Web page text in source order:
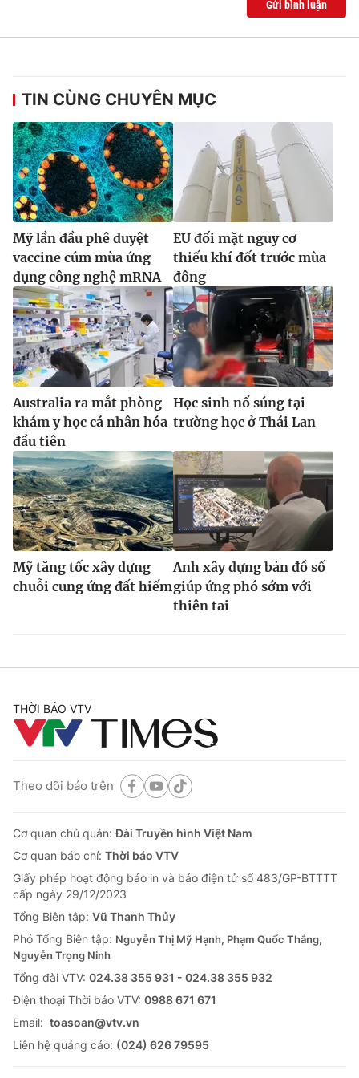
Gửi bình luận
TIN CÙNG CHUYÊN MỤC
Mỹ lần đầu phê duyệt
vaccine cúm mùa ứng
dụng công nghệ mRNA
EU đối mặt nguy cơ
thiếu khí đốt trước mùa
đông
Australia ra mắt phòng
khám y học cá nhân hóa
đầu tiên
Học sinh nổ súng tại
trường học ở Thái Lan
Mỹ tăng tốc xây dựng
chuỗi cung ứng đất hiếm
Anh xây dựng bản đồ số
giúp ứng phó sớm với
thiên tai
THỜI BÁO VTV
Theo dõi báo trên
Cơ quan chủ quản:Đài Truyền hình Việt Nam
Cơ quan báo chí: Thời báo VTV
Giấy phép hoạt động báo in và báo điện tử số 483/GP-BTTTT
cấp ngày 29/12/2023
Tổng Biên tập: Vũ Thanh Thủy
Phó Tổng Biên tập: Nguyễn Thị Mỹ Hạnh, Phạm Quốc Thắng,
Nguyễn Trọng Ninh
Tổng đài VTV: 024.38 355 931 - 024.38 355 932
Ðiện thoại Thời báo VTV: 0988 671 671
Email: toasoan@vtv.vn
Liên hệ quảng cáo: (024) 626 79595